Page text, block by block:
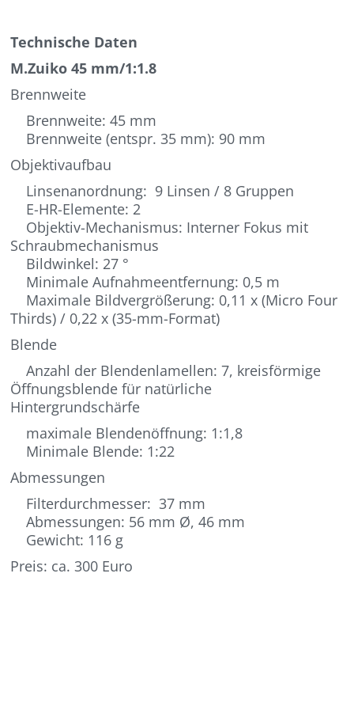
Technische Daten
M.Zuiko 45 mm/1:1.8
Brennweite
Brennweite: 45 mm
Brennweite (entspr. 35 mm): 90 mm
Objektivaufbau
Linsenanordnung: 9 Linsen / 8 Gruppen
E-HR-Elemente: 2
Objektiv-Mechanismus: Interner Fokus mit
Schraubmechanismus
Bildwinkel: 27 °
Minimale Aufnahmeentfernung: 0,5 m
Maximale Bildvergrößerung: 0,11 x (Micro Four
Thirds) / 0,22 x (35-mm-Format)
Blende
Anzahl der Blendenlamellen: 7, kreisförmige
Öffnungsblende für natürliche
Hintergrundschärfe
maximale Blendenöffnung: 1:1,8
Minimale Blende: 1:22
Abmessungen
Filterdurchmesser: 37 mm
Abmessungen: 56 mm Ø, 46 mm
Gewicht: 116 g
Preis: ca. 300 Euro